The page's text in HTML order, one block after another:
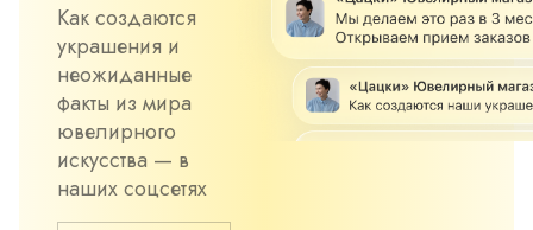
Как создаются
украшения и
неожиданные
факты из мира
ювелирного
искусства — в
наших соцсетях